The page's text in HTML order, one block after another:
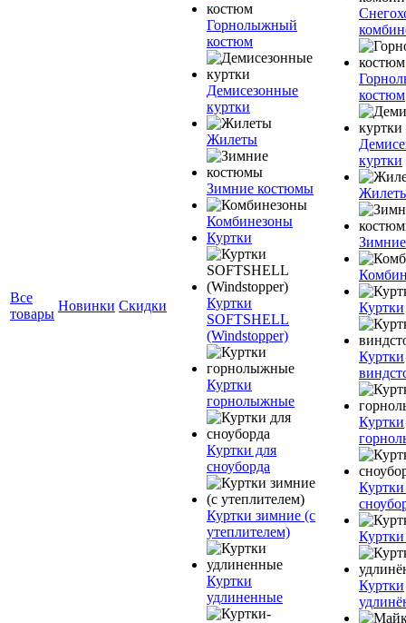
Все
товары
Новинки Скидки
Горнолыжный
костюм
Демисезонные
куртки
Жилеты
Зимние костюмы
Комбинезоны
Куртки
Куртки
SOFTSHELL
(Windstopper)
Куртки
горнолыжные
Куртки для
сноуборда
Куртки зимние (с
утеплителем)
Куртки
удлиненные
костюм
куртки
Куртки
Куртки
Куртки
Куртки
Куртки